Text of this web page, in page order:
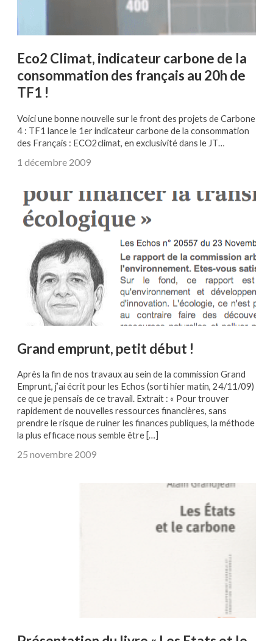
Eco2 Climat, indicateur carbone de la
consommation des français au 20h de
TF1 !
Voici une bonne nouvelle sur le front des projets de Carbone
4 : TF1 lance le 1er indicateur carbone de la consommation
des Français : ECO2climat, en exclusivité dans le JT…
1 décembre 2009
Grand emprunt, petit début !
Après la fin de nos travaux au sein de la commission Grand
Emprunt, j’ai écrit pour les Echos (sorti hier matin, 24/11/09)
ce que je pensais de ce travail. Extrait : « Pour trouver
rapidement de nouvelles ressources financières, sans
prendre le risque de ruiner les finances publiques, la méthode
la plus efficace nous semble être […]
25 novembre 2009